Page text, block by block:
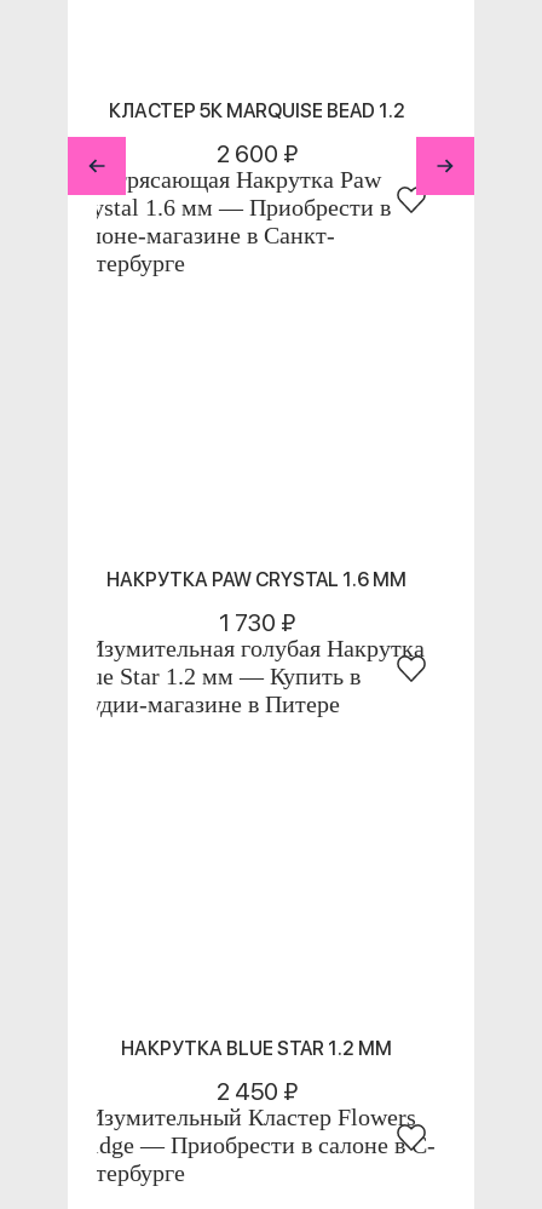
КЛАСТЕР 5К MARQUISE BEAD 1.2
2 600 ₽
НАКРУТКА PAW CRYSTAL 1.6 ММ
1 730 ₽
НАКРУТКА BLUE STAR 1.2 ММ
2 450 ₽